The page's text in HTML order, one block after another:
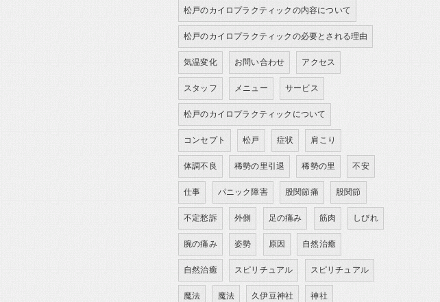
松戸のカイロプラクティックの内容について
松戸のカイロプラクティックの必要とされる理由
気温変化 お問い合わせ アクセス
スタッフ メニュー サービス
松戸のカイロプラクティックについて
コンセプト 松戸 症状 肩こり
体調不良 稀勢の里引退 稀勢の里 不安
仕事 パニック障害 股関節痛 股関節
不定愁訴 外側 足の痛み 筋肉 しびれ
腕の痛み 姿勢 原因 自然治癒
自然治癒 スピリチュアル スピリチュアル
魔法 魔法 久伊豆神社 神社